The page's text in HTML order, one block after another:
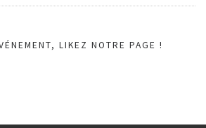
LIKEZ NOTRE PAGE !